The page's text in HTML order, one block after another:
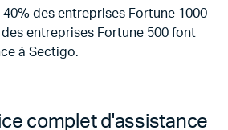
40% des entreprises Fortune 1000
entreprises Fortune 500 font
à Sectigo.
complet d'assistance